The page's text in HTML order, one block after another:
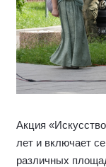
Акция
лет и включает
различных